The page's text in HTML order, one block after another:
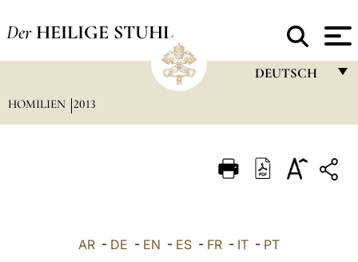
Der HEILIGE STUHL
DEUTSCH
ITALIANO
HOMILIEN 2013
AR - DE - EN - ES - FR - IT - PT